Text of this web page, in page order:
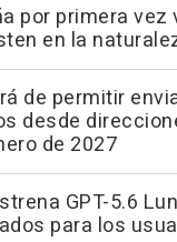
por primera
en la
de permitir
desde
de 2027
GPT-5.6
para los